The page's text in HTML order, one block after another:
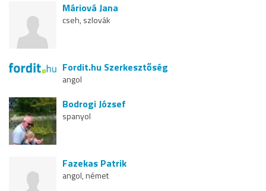
Máriová Jana
cseh, szlovák
Fordit.hu Szerkesztőség
angol
Bodrogi József
spanyol
Fazekas Patrik
angol, német